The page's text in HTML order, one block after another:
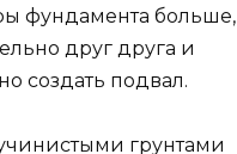
фундамента больше,
друг друга и
создать подвал.
грунтами